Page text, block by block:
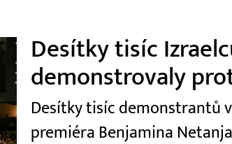
Desítky tisíc
demonstrovaly
Desítky tisíc demonstrantů
premiéra Benjamina